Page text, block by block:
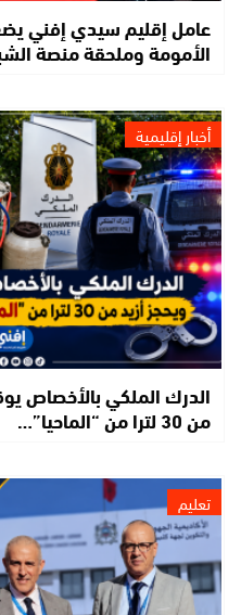
عامل إقليم سيدي إفني
الأمومة وملحقة منصة
أخبار إقليمية
الدرك الملكي بالأخصاص
من 30 لترا من “الماحيا”…
تعليم